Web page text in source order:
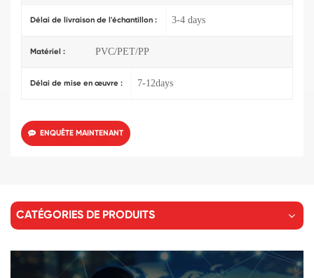
Délai de livraison de l'échantillon : 3-4 days
Matériel : PVC/PET/PP
Délai de mise en œuvre : 7-12days
ENQUÊTE MAINTENANT
CATÉGORIES DE PRODUITS